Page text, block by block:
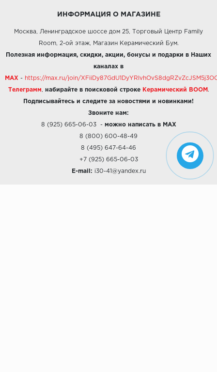
ИНФОРМАЦИЯ О МАГАЗИНЕ
Москва, Ленинградское шоссе дом 25, Торговый Центр Family
Room, 2-ой этаж, Магазин Керамический Бум.
Полезная информация, скидки, акции, бонусы и подарки в Наших
каналах в
MAX - https://max.ru/join/
Телеграмм набирайте в поисковой строке Керамический BOOM .
Подписывайтесь и следите за новостями и новинками!
Звоните нам:
8 (925) 665-06-03- можно написать в MAX
8 (800) 600-48-49
8 (495) 647-64-46
+7 (925) 665-06-03
E-mail: i30-41@yandex.ru